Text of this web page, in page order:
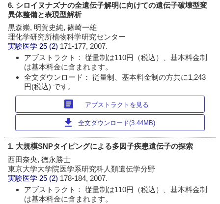
6. シロイヌナズナの全遺伝子解明に向けての遺伝子破壊型変
異体整備と表現型解析
黒森崇, 明賀史純, 篠崎一雄
理化学研究所植物科学研究センター
実験医学 25 (2) 171-177, 2007.
アブストラクト： 従量制は110円（税込）、基本料金制
は基本料金に含まれます。
全文ダウンロード： 従量制、基本料金制の方共に1,243
円(税込) です。
article アブストラクトを見る
download 全文ダウンロード(3.44MB)
1. 大規模SNPタイピングによる多因子疾患遺伝子の探索
西田奈央, 徳永勝士
東京大学大学院医学系研究科人類遺伝学分野
実験医学 25 (2) 178-184, 2007.
アブストラクト： 従量制は110円（税込）、基本料金制
は基本料金に含まれます。